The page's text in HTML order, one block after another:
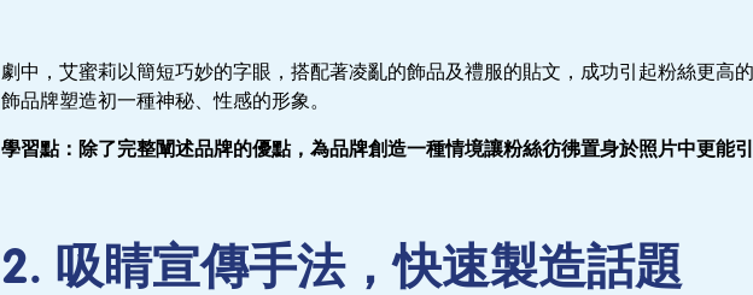
劇中，艾蜜莉以簡短巧妙的字眼，搭配著凌亂的飾品及禮服的貼文，成功引起粉絲更高
飾品牌塑造初一種神秘、性感的形象。
學習點：除了完整闡述品牌的優點，為品牌創造一種情境讓粉絲彷彿置身於照片中更能引
2. 吸睛宣傳手法，快速製造話題